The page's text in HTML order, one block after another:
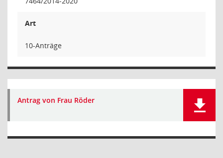
Art
10-Anträge
Antrag von Frau Röder